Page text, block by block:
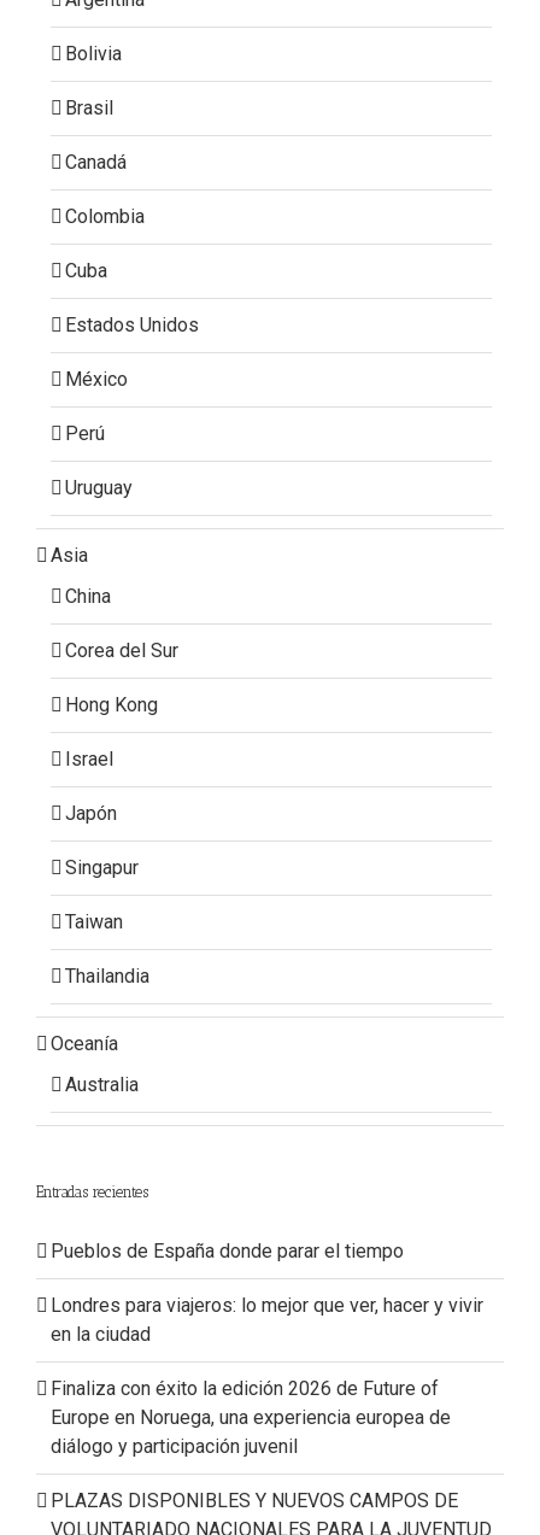
Bolivia
Brasil
Canadá
Colombia
Cuba
Estados Unidos
México
Perú
Uruguay
Asia
China
Corea del Sur
Hong Kong
Israel
Japón
Singapur
Taiwan
Thailandia
Oceanía
Australia
Entradas recientes
Pueblos de España donde parar el tiempo
Londres para viajeros: lo mejor que ver, hacer y vivir
en la ciudad
Finaliza con éxito la edición 2026 de Future of
Europe en Noruega, una experiencia europea de
diálogo y participación juvenil
PLAZAS DISPONIBLES Y NUEVOS CAMPOS DE
VOLUNTARIADO NACIONALES PARA LA JUVENTUD